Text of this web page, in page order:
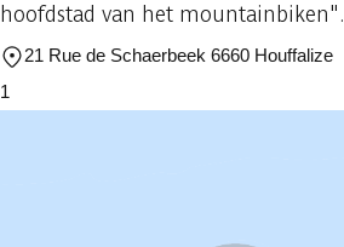
hoofdstad van het mountainbiken".
21 Rue de Schaerbeek 6660 Houffalize
1